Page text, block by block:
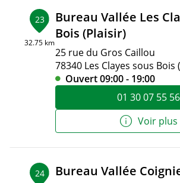
23
32.75 km
Bureau Vallée Les
Bois (Plaisir)
25 rue du Gros Caillou
78340 Les Clayes sous Bois
Ouvert 09:00 - 19:00
01 30 07 55 56
Voir plus
24 Bureau Vallée